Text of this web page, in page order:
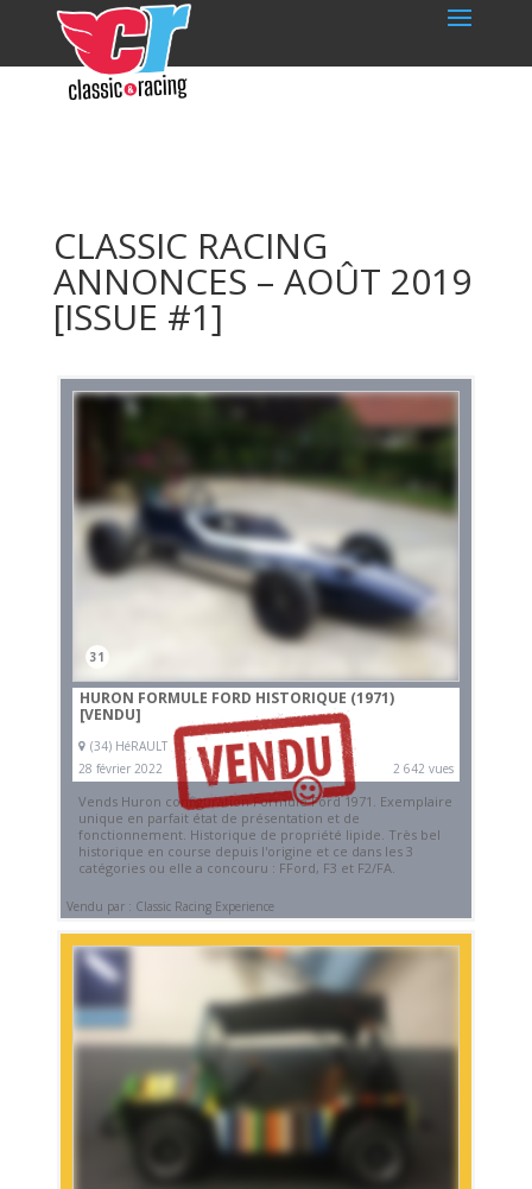
CLASSIC RACING
ANNONCES – AOÛT 2019
[ISSUE #1]
31
HURON FORMULE FORD HISTORIQUE (1971)
[VENDU]
(34) HéRAULT
28 février 2022
2 642 vues
Vends Huron configuration Formule Ford 1971. Exemplaire
unique en parfait état de présentation et de
fonctionnement. Historique de propriété lipide. Très bel
historique en course depuis l'origine et ce dans les 3
catégories ou elle a concouru : FFord, F3 et F2/FA.
Vendu par : Classic Racing Experience